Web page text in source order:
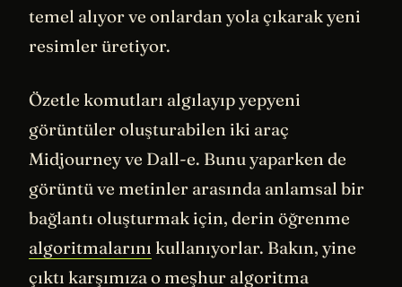
temel alıyor ve onlardan yola çıkarak yeni
resimler üretiyor.
Özetle komutları algılayıp yepyeni
görüntüler oluşturabilen iki araç
Midjourney ve Dall-e. Bunu yaparken de
görüntü ve metinler arasında anlamsal bir
bağlantı oluşturmak için, derin öğrenme
algoritmalarını kullanıyorlar. Bakın, yine
çıktı karşımıza o meşhur algoritma